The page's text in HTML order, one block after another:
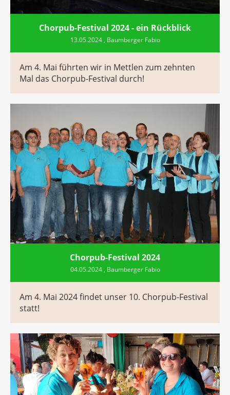
Chorpub-Festival 2024 - ein Rückblick
13.05.2024, Baumberger Fabio
Am 4. Mai führten wir in Mettlen zum zehnten
Mal das Chorpub-Festival durch!
Chorpub-Festival 2024
04.05.2024, Baumberger Fabio
Am 4. Mai 2024 findet unser 10. Chorpub-Festival
statt!